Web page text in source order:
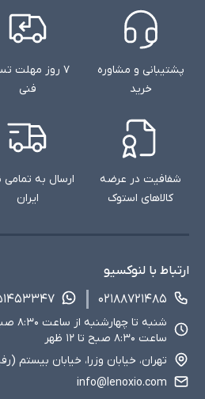
پشتیبانی و مشاوره
خرید
۷ روز مهلت
فنی
شفافیت در عرضه
کالاهای استوک
ارسال به تمامی
ایران
ارتباط با لنوکسیو
۰۲۱۸۸۷۲۱۴۸۵
ساعت ۸:۳۰ صبح تا ۱۲ ظهر
تهران، خیابان وزرا، خیابان بیستم
info@lenoxio.com